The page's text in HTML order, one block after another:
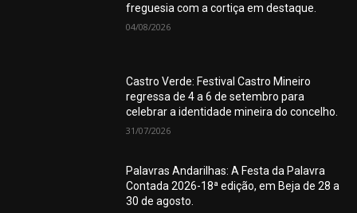
freguesia com a cortiça em destaque.
04/08/2026
Castro Verde: Festival Castro Mineiro
regressa de 4 a 6 de setembro para
celebrar a identidade mineira do concelho.
31/07/2026
Palavras Andarilhas: A Festa da Palavra
Contada 2026-18ª edição, em Beja de 28 a
30 de agosto.